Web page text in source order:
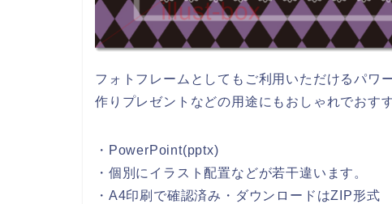
フォトフレームとしてもご利用いただけるパワ
作りプレゼントなどの用途にもおしゃれでおす
・PowerPoint(pptx)
・個別にイラスト配置などが若干違います。
・A4印刷で確認済み・ダウンロードはZIP形式